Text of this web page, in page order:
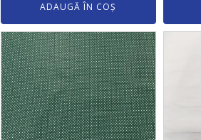
ADAUGĂ ÎN COȘ